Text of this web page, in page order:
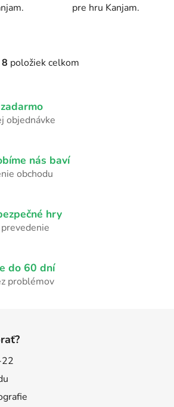
pre hru Kanjam.
O
á
d
i
e
v
k
ý
p
8 položiek celkom
objednávke
nás baví
obchodu
hry
do 60 dní
problémov